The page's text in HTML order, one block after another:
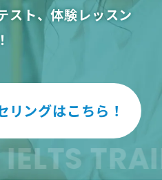
スト、体験レッスン
リングはこちら！